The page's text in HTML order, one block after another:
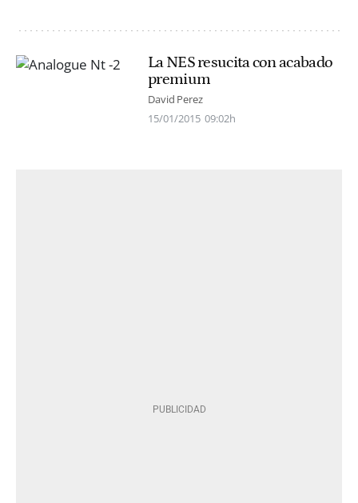
La NES resucita con acabado
premium
David Perez
15/01/2015 09:02h